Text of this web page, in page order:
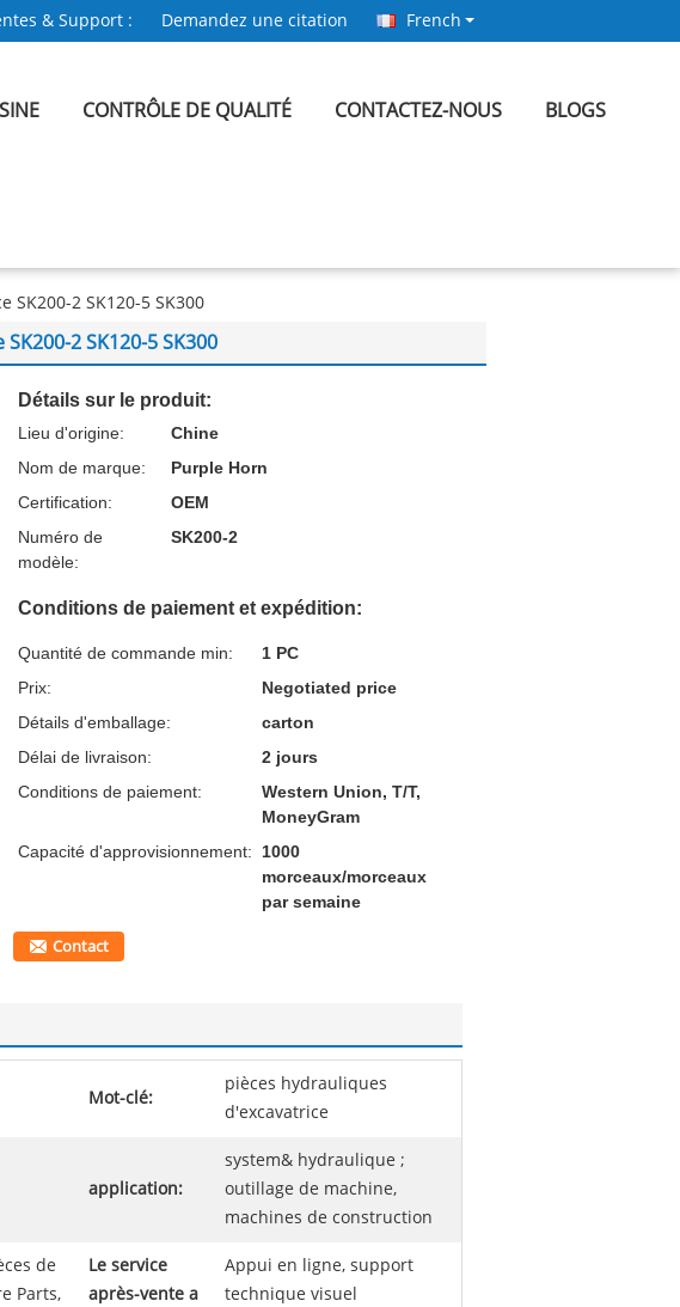
& Support : Demandez une citation French
CONTRÔLE DE QUALITÉ CONTACTEZ-NOUS BLOGS
2 SK120-5 SK300
2 SK120-5 SK300
Détails sur le produit:
Lieu d'origine:
Chine
Nom de marque:
Purple Horn
Certification:
OEM
Numéro de
modèle:
SK200-2
Conditions de paiement et expédition:
Quantité de commande min:
1 PC
Prix:
Negotiated price
Détails d'emballage:
carton
Délai de livraison:
2 jours
Conditions de paiement:
Western Union, T/T,
MoneyGram
Capacité d'approvisionnement:
1000
morceaux/morceaux
par semaine
Contact
Mot-clé:
pièces hydrauliques
d'excavatrice
application:
system& hydraulique ;
outillage de machine,
machines de construction
de
Parts,
Le service
après-vente a
Appui en ligne, support
technique visuel